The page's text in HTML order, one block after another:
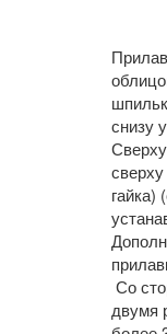
снизу
гайка)
Со
двумя